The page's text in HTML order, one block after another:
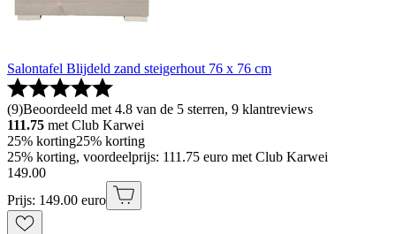
Salontafel Blijdeld zand steigerhout 76 x 76 cm
(9)Beoordeeld met 4.8 van de 5 sterren, 9 klantreviews
111.75 met Club Karwei
25% korting25% korting
25% korting, voordeelprijs: 111.75 euro met Club Karwei
149.00
Prijs: 149.00 euro